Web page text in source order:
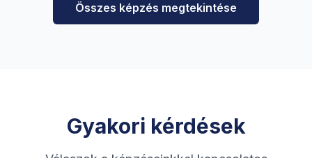
Összes képzés megtekintése
Gyakori kérdések